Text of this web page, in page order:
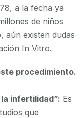
In
Vitro
(FIV)
a la fecha ya
de niños
aún existen dudas
In Vitro.
procedimiento.
infertilidad”: Es
que